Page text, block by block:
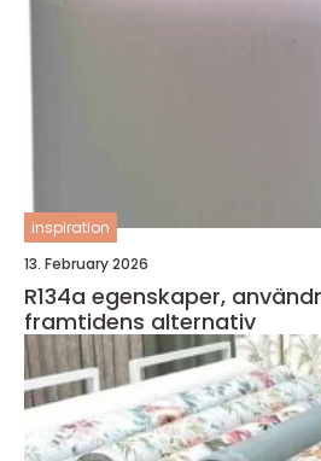
inspiration
13. February 2026
R134a egenskaper, användning och
framtidens alternativ